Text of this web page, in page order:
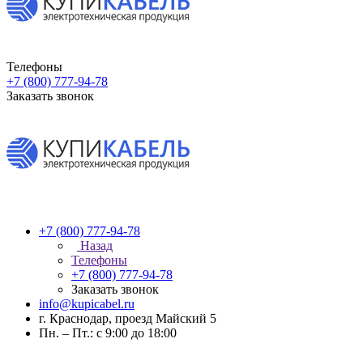
Телефоны
+7 (800) 777-94-78
Заказать звонок
+7 (800) 777-94-78
Назад
Телефоны
+7 (800) 777-94-78
Заказать звонок
info@kupicabel.ru
г. Краснодар, проезд Майский 5
Пн. – Пт.: с 9:00 до 18:00